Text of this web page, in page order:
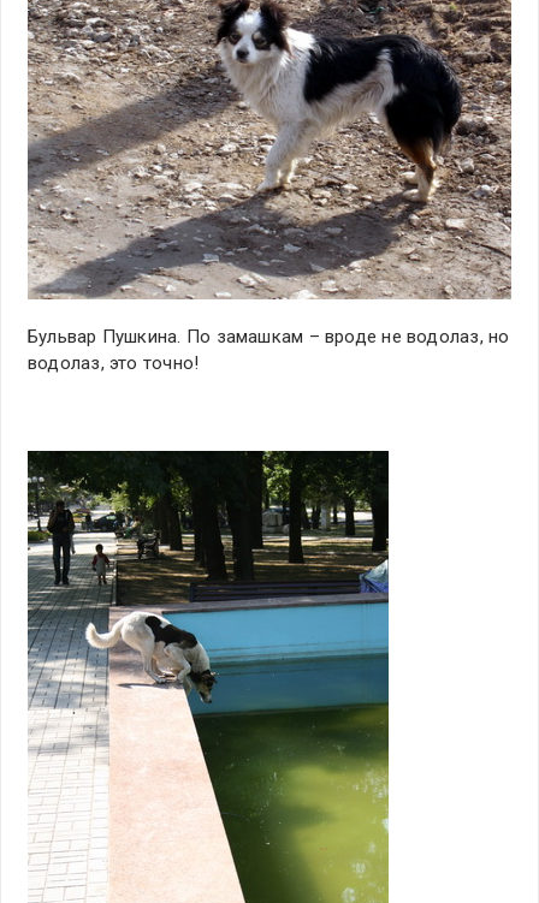
Бульвар Пушкина. По замашкам – вроде не водолаз, но
водолаз, это точно!